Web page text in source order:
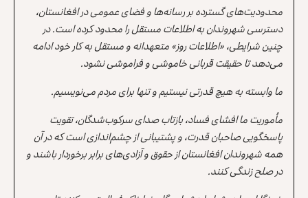
محدودیت‌های گسترده بر رسانه‌ها و فضای عمومی در افغانستان،
دسترسی شهروندان به اطلاعات مستقل را محدود کرده است. در
چنین شرایطی، «اطلاعات روز» متعهدانه و مستقل به کار خود ادامه
می‌دهد تا حقیقت قربانی خاموشی و فراموشی نشود.
ما وابسته به هیچ قدرتی نیستیم و تنها برای مردم می‌نویسیم.
مأموریت ما افشای فساد، بازتاب صدای سرکوب‌شدگان، تقویت
پاسخگویی صاحبان قدرت، و پشتیبانی از چشم‌اندازی است که در آن
همه شهروندان افغانستان از حقوق و آزادی‌های برابر برخوردار باشند و
در صلح زندگی کنند.